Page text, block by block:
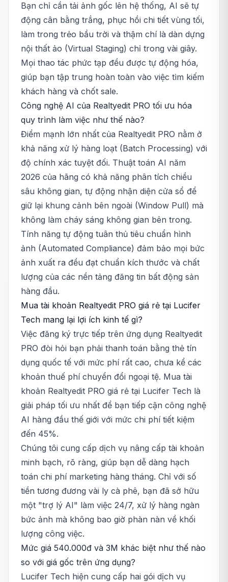
Bạn chỉ cần tải ảnh gốc lên hệ thống, AI sẽ tự
động cân bằng trắng, phục hồi chi tiết vùng tối,
làm trong trẻo bầu trời và thậm chí là dàn dựng
nội thất ảo (Virtual Staging) chỉ trong vài giây.
Mọi thao tác phức tạp đều được tự động hóa,
giúp bạn tập trung hoàn toàn vào việc tìm kiếm
khách hàng và chốt sale.
Công nghệ AI của Realtyedit PRO tối ưu hóa
quy trình làm việc như thế nào?
Điểm mạnh lớn nhất của Realtyedit PRO nằm ở
khả năng xử lý hàng loạt (Batch Processing) với
độ chính xác tuyệt đối. Thuật toán AI năm
2026 của hãng có khả năng phân tích chiều
sâu không gian, tự động nhận diện cửa sổ để
giữ lại khung cảnh bên ngoài (Window Pull) mà
không làm cháy sáng không gian bên trong.
Tính năng tự động tuân thủ tiêu chuẩn hình
ảnh (Automated Compliance) đảm bảo mọi bức
ảnh xuất ra đều đạt chuẩn kích thước và chất
lượng của các nền tảng đăng tin bất động sản
hàng đầu.
Mua tài khoản Realtyedit PRO giá rẻ tại Lucifer
Tech mang lại lợi ích kinh tế gì?
Việc đăng ký trực tiếp trên ứng dụng Realtyedit
PRO đòi hỏi bạn phải thanh toán bằng thẻ tín
dụng quốc tế với mức phí rất cao, chưa kể các
khoản thuế phí chuyển đổi ngoại tệ. Mua tài
khoản Realtyedit PRO giá rẻ tại Lucifer Tech là
giải pháp tối ưu nhất để bạn tiếp cận công nghệ
AI hàng đầu thế giới với mức chi phí tiết kiệm
đến 45%.
Chúng tôi cung cấp dịch vụ nâng cấp tài khoản
minh bạch, rõ ràng, giúp bạn dễ dàng hạch
toán chi phí marketing hàng tháng. Chỉ với số
tiền tương đương vài ly cà phê, bạn đã sở hữu
một "trợ lý AI" làm việc 24/7, xử lý hàng ngàn
bức ảnh mà không bao giờ phàn nàn về khối
lượng công việc.
Mức giá 540.000đ và 3M khác biệt như thế nào
so với giá gốc trên ứng dụng?
Lucifer Tech hiện cung cấp hai gói dịch vụ